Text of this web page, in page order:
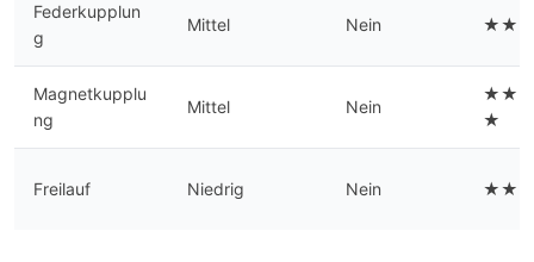
Federkupplun
g
Mittel Nein ★★
Magnetkupplu
ng
Mittel Nein
★
Freilauf Niedrig Nein ★★